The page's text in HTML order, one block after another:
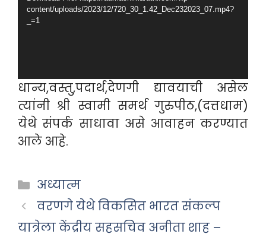
content/uploads/2023/12/720_30_1.42_Dec232023_07.mp4?
_=1
धान्य,वस्तु,पदार्थ,देणगी द्यावयाची असेल
त्यांनी श्री स्वामी समर्थ गुरुपीठ,(दत्तधाम)
येथे संपर्क साधावा असे आवाहन करण्यात
आले आहे.
Categories
अध्यात्म
वरणगे येथे विकसित भारत संकल्प
यात्रेला केंद्रीय सहसचिव अनीता शाह –